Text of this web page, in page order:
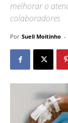
melhorar o
colaboradores
Por Sueli Moitinho -